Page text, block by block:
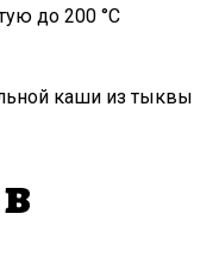
до 200 °C
каши из тыквы